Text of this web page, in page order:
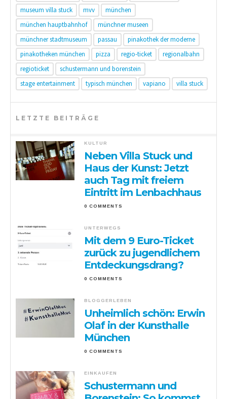
museum villa stuck
mvv
münchen
münchen hauptbahnhof
münchner museen
münchner stadtmuseum
passau
pinakothek der moderne
pinakotheken münchen
pizza regio-ticket
regionalbahn
regioticket
schustermann und borenstein
stage entertainment
typisch münchen vapiano villa stuck
LETZTE BEITRÄGE
KULTUR
Neben Villa Stuck und
Haus der Kunst: Jetzt
auch Tag mit freiem
Eintritt im Lenbachhaus
0 COMMENTS
UNTERWEGS
Mit dem 9 Euro-Ticket
zurück zu jugendlichem
Entdeckungsdrang?
0 COMMENTS
BLOGGERLEBEN
Unheimlich schön: Erwin
Olaf in der Kunsthalle
München
0 COMMENTS
EINKAUFEN
Schustermann und